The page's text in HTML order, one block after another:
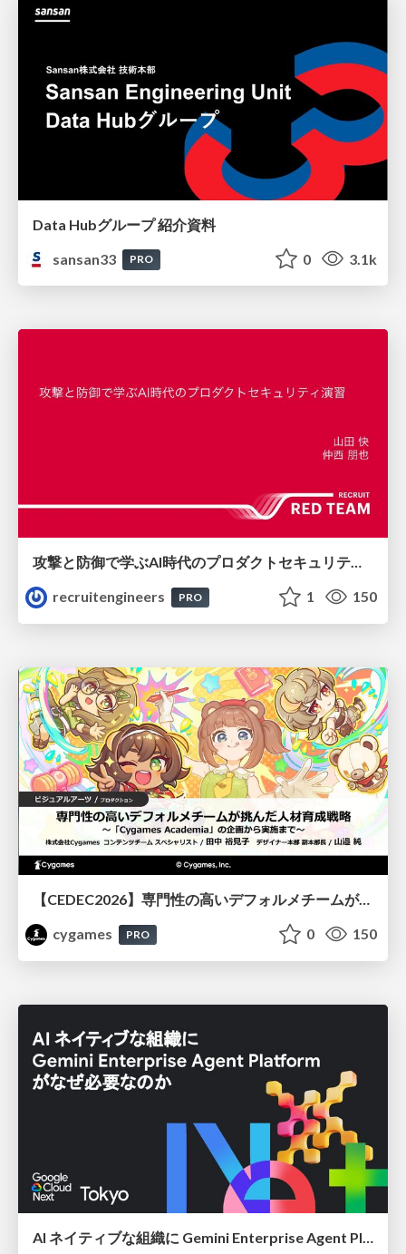
Data Hubグループ 紹介資料
sansan33
PRO 0 3.1k
攻撃と防御で学ぶAI時代のプロダクトセキュリティ演習
recruitengineers
PRO 1 150
【CEDEC2026】専門性の高いデフォルメチームが挑んだ人材育成戦略 〜Cygames Academiaの企画から実施まで〜
cygames
PRO 0 150